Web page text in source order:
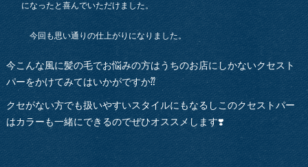
になったと喜んでいただけました。
今回も思い通りの仕上がりになりました。
今こんな風に髪の毛でお悩みの方はうちのお店にしかないクセスト
パーをかけてみてはいかがですか⁇
クセがない方でも扱いやすいスタイルにもなるしこのクセストパー
はカラーも一緒にできるのでぜひオススメします❣️